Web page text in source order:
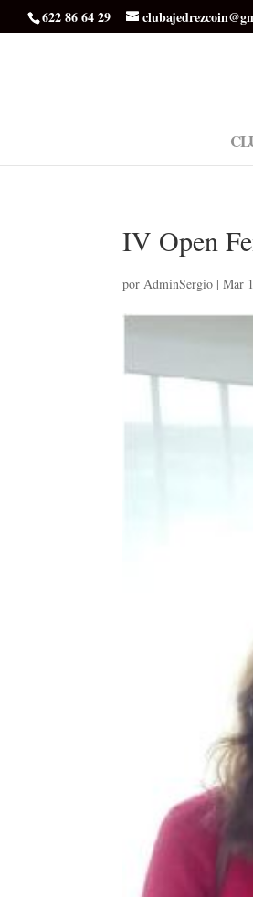
622 86 64 29
IV Open
porAdminSergio |Mar